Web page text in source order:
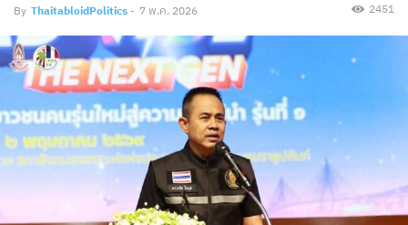
By ThaitabloidPolitics - 7 พ.ค. 2026 2451